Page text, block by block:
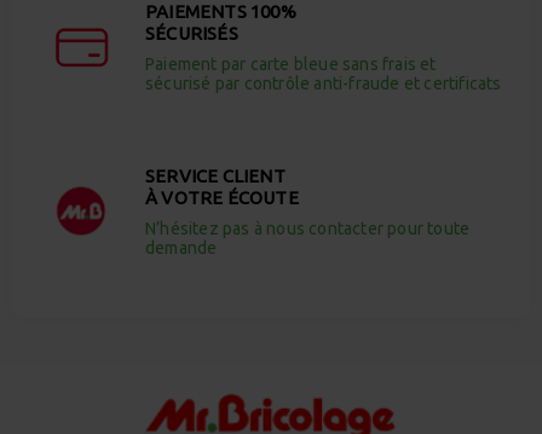
PAIEMENTS 100%
SÉCURISÉS
Paiement par carte bleue sans frais et
sécurisé par contrôle anti-fraude et certificats
SERVICE CLIENT
À VOTRE ÉCOUTE
N’hésitez pas à nous contacter pour toute
demande